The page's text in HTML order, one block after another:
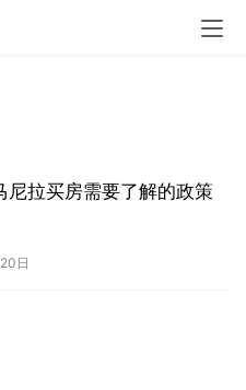
尼拉买房需要了解的政策
日